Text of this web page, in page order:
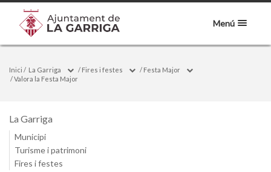
Menú
Inici / La Garriga / Fires i festes / Festa Major
/Valora la Festa Major
La Garriga
Municipi
Turisme i patrimoni
Fires i festes